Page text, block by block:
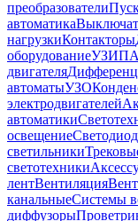
преобразователи
автоматика
нагрузкиКонтакторы
оборудованиеУЗИП
двигателя
автоматыУЗО
электродвигателей
автоматики
освещение
светильники
светотехники
лентВентиляция
канальныеСистемы
диффузоры